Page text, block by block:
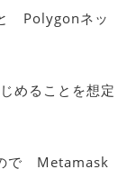
Polygonネッ
めることを想定
ので Metamask